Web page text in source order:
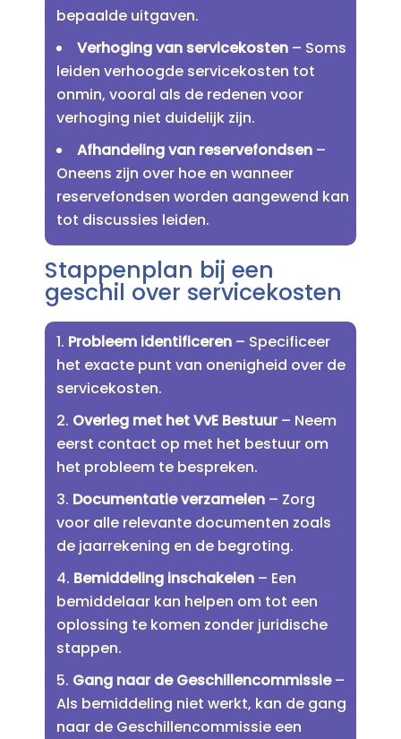
bepaalde uitgaven.​
Verhoging van servicekosten– Soms
leiden verhoogde servicekosten tot
onmin, vooral als de redenen voor
verhoging niet duidelijk zijn.​
Afhandeling van reservefondsen–
Oneens zijn over hoe en wanneer
reservefondsen worden aangewend kan
tot discussies leiden.​
Stappenplan bij een
geschil over servicekosten
Probleem identificeren– Specificeer
het exacte punt van onenigheid over de
servicekosten.​
Overleg met het VvE Bestuur– Neem
eerst contact op met het bestuur om
het probleem te bespreken.​
Documentatie verzamelen– Zorg
voor alle relevante documenten zoals
de jaarrekening en de begroting.​
Bemiddeling inschakelen– Een
bemiddelaar kan helpen om tot een
oplossing te komen zonder juridische
stappen.​
Gang naar de Geschillencommissie–
Als bemiddeling niet werkt, kan de gang
naar de Geschillencommissie een